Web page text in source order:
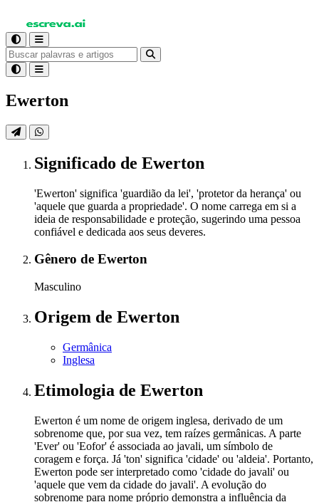
Ewerton
Significado de Ewerton
'Ewerton' significa 'guardião da lei', 'protetor da herança' ou
'aquele que guarda a propriedade'. O nome carrega em si a
ideia de responsabilidade e proteção, sugerindo uma pessoa
confiável e dedicada aos seus deveres.
Gênero de Ewerton
Masculino
Origem de Ewerton
Germânica
Inglesa
Etimologia de Ewerton
Ewerton é um nome de origem inglesa, derivado de um
sobrenome que, por sua vez, tem raízes germânicas. A parte
'Ever' ou 'Eofor' é associada ao javali, um símbolo de
coragem e força. Já 'ton' significa 'cidade' ou 'aldeia'. Portanto,
Ewerton pode ser interpretado como 'cidade do javali' ou
'aquele que vem da cidade do javali'. A evolução do
sobrenome para nome próprio demonstra a influência da